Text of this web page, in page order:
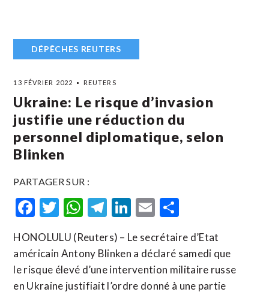
DÉPÊCHES REUTERS
13 FÉVRIER 2022 REUTERS
Ukraine: Le risque d’invasion
justifie une réduction du
personnel diplomatique, selon
Blinken
PARTAGER SUR :
Facebook
Twitter
WhatsApp
Telegram
LinkedIn
Email
HONOLULU (Reuters) – Le secrétaire d’Etat
américain Antony Blinken a déclaré samedi que
le risque élevé d’une intervention militaire russe
en Ukraine justifiait l’ordre donné à une partie